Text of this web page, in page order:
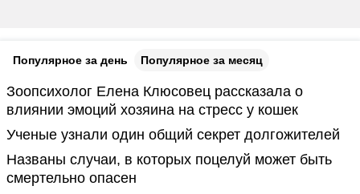
Популярное за день Популярное за месяц
Зоопсихолог Елена Клюсовец рассказала о
влиянии эмоций хозяина на стресс у кошек
Ученые узнали один общий секрет долгожителей
Названы случаи, в которых поцелуй может быть
смертельно опасен